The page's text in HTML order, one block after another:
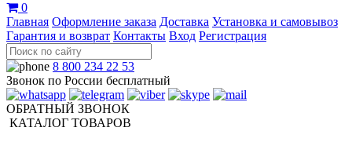
0
Главная Оформление заказа Доставка Установка и самовывоз
Гарантия и возврат Контакты Вход Регистрация
8 800 234 22 53
Звонок по России бесплатный
ОБРАТНЫЙ ЗВОНОК
КАТАЛОГ ТОВАРОВ